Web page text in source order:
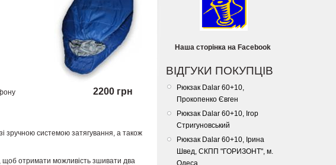
2200 грн
зручною системою затягування, а також
щоб отримати можливість зшивати два
Наша сторінка на Facebook
ВІДГУКИ ПОКУПЦІВ
Рюкзак Dalar 60+10,
Прокопенко Євген
Рюкзак Dalar 60+10, Ігор
Стригуновський
Рюкзак Dalar 60+10, Ірина
Швед, СКПП "ГОРИЗОНТ", м.